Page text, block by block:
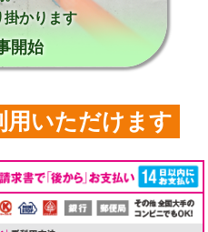
掛かります
開始
用いただけます